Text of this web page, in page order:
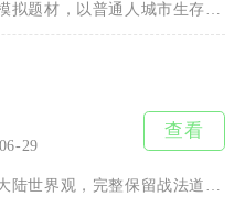
生存成长为主线，还原真实生活经营、自由探索与轻
29
查看
道三大职业核心设定，兼顾复古怀旧与轻量化手游